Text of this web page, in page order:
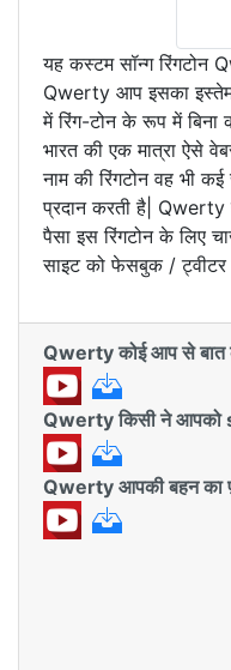
यह कस्टम सॉन्ग रिंगटोन
Qwerty आप इसका
में रिंग-टोन के रूप में
भारत की एक मात्रा ऐसे
नाम की रिंगटोन वह भी
प्रदान करती है| Qwerty
पैसा इस रिंगटोन के लिए
साइट को फेसबुक / ट्वीटर
Qwerty कोई आप से बात
Qwerty किसी ने आपको
Qwerty आपकी बहन का